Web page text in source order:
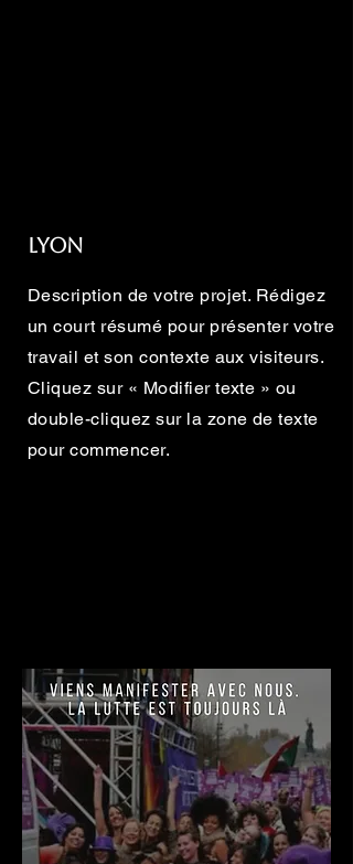
Lyon
Description de votre projet. Rédigez
un court résumé pour présenter votre
travail et son contexte aux visiteurs.
Cliquez sur « Modifier texte » ou
double-cliquez sur la zone de texte
pour commencer.